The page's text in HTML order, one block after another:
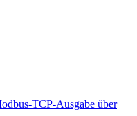
TCP-Ausgabe über